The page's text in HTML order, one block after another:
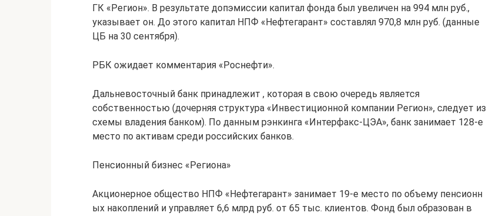
ГК «Регион». В результате допэмиссии капитал фонда был увеличен на 994 млн руб.,
указывает он. До этого капитал НПФ «Нефтегарант» составлял 970,8 млн руб. (данные
ЦБ на 30 сентября).
РБК ожидает комментария «Роснефти».
Дальневосточный банк принадлежит , которая в свою очередь является
собственностью (дочерняя структура «Инвестиционной компании Регион», следует из
схемы владения банком). По данным рэнкинга «Интерфакс-ЦЭА», банк занимает 128-е
место по активам среди российских банков.
Пенсионный бизнес «Региона»
Акционерное общество НПФ «Нефтегарант» занимает 19-е место по объему пенсионн​
ых накоплений и управляет 6,6 млрд руб. от 65 тыс. клиентов. Фонд был образован в